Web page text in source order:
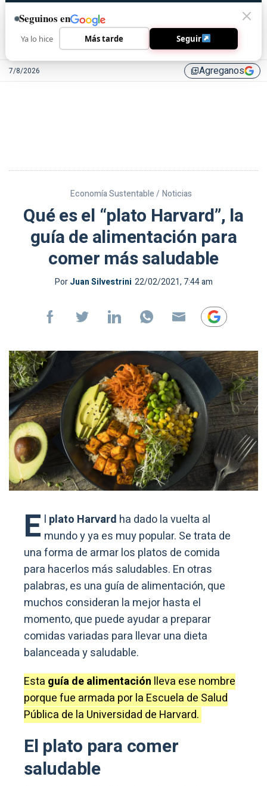
7/8/2026 library_addAgreganos
Economía Sustentable / Noticias
Qué es el “plato Harvard”, la
guía de alimentación para
comer más saludable
PorJuan Silvestrini 22/02/2021, 7:44 am
E l plato Harvard ha dado la vuelta al
mundo y ya es muy popular. Se trata de
una forma de armar los platos de comida
para hacerlos más saludables. En otras
palabras, es una guía de alimentación, que
muchos consideran la mejor hasta el
momento, que puede ayudar a preparar
comidas variadas para llevar una dieta
balanceada y saludable.
Esta guía de alimentación lleva ese nombre
porque fue armada por la Escuela de Salud
Pública de la Universidad de Harvard.
El plato para comer
saludable
Seguinos en
Ya lo hice Más tarde Seguir